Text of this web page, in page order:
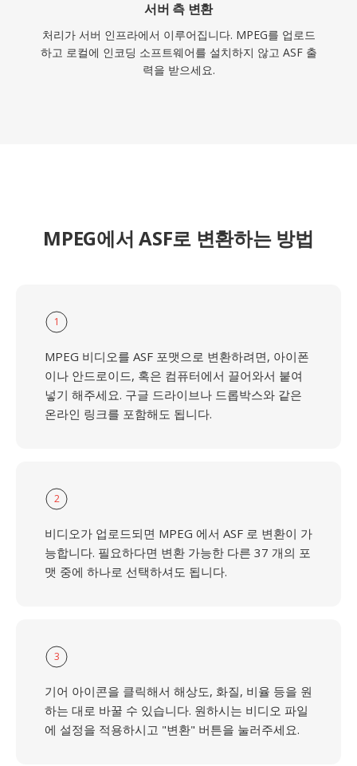
서버 측 변환
처리가 서버 인프라에서 이루어집니다. MPEG를 업로드
하고 로컬에 인코딩 소프트웨어를 설치하지 않고 ASF 출
력을 받으세요.
MPEG에서 ASF로 변환하는 방법
1
MPEG 비디오를 ASF 포맷으로 변환하려면, 아이폰
이나 안드로이드, 혹은 컴퓨터에서 끌어와서 붙여
넣기 해주세요. 구글 드라이브나 드롭박스와 같은
온라인 링크를 포함해도 됩니다.
2
비디오가 업로드되면 MPEG 에서 ASF 로 변환이 가
능합니다. 필요하다면 변환 가능한 다른 37 개의 포
맷 중에 하나로 선택하셔도 됩니다.
3
기어 아이콘을 클릭해서 해상도, 화질, 비율 등을 원
하는 대로 바꿀 수 있습니다. 원하시는 비디오 파일
에 설정을 적용하시고 "변환" 버튼을 눌러주세요.